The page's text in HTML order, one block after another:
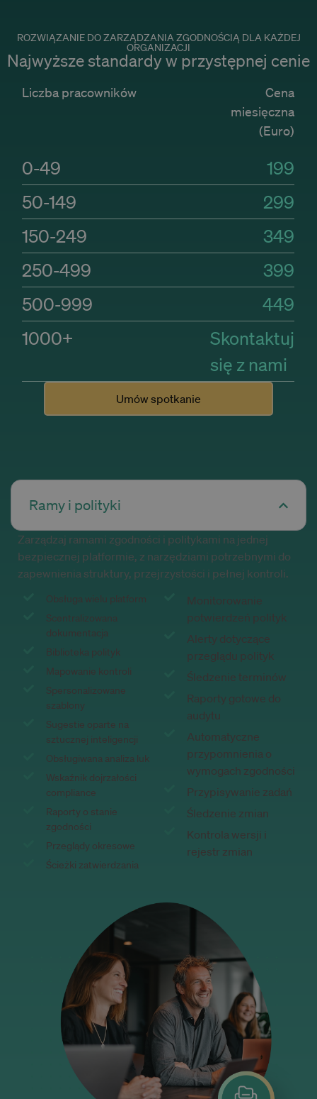
ROZWIĄZANIE DO ZARZĄDZANIA ZGODNOŚCIĄ DLA KAŻDEJ
ORGANIZACJI
Najwyższe standardy w przystępnej cenie
Liczba pracowników
Cena
miesięczna
(Euro)
0-49
199
50-149
299
150-249
349
250-499
399
500-999
449
1000+
Skontaktuj
się z nami
Umów spotkanie
Ramy i polityki
Zarządzaj ramami zgodności i politykami na jednej
bezpiecznej platformie, z narzędziami potrzebnymi do
zapewnienia struktury, przejrzystości i pełnej kontroli.
Obsługa wielu platform
Scentralizowana
dokumentacja
Biblioteka polityk
Mapowanie kontroli
Spersonalizowane
szablony
Sugestie oparte na
sztucznej inteligencji
Obsługiwana analiza luk
Wskaźnik dojrzałości
compliance
Raporty o stanie
zgodności
Przeglądy okresowe
Ścieżki zatwierdzania
Monitorowanie
potwierdzeń polityk
Alerty dotyczące
przeglądu polityk
Śledzenie terminów
Raporty gotowe do
audytu
Automatyczne
przypomnienia o
wymogach zgodności
Przypisywanie zadań
Śledzenie zmian
Kontrola wersji i
rejestr zmian